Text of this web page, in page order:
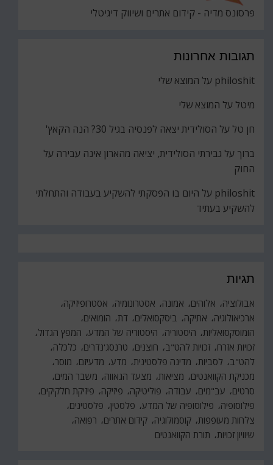
פרסונס מדיה - קידום אתרים ושיווק דיגיטלי
תגובות אחרונות
philoshit על המוצא שלי
מיטל על המוצא שלי
חן טל על הסולידית יצאה לפנסיה בגיל 30? הנה הקאץ'
ברוך על גבירתי הסולידית, יציאה מהארון אינה עבירה על
החוק
philoshit על היום בו הפסקתי להשקיע בעבודה והתחלתי
להשקיע בעתיד
תגיות
אבולוציה אלוהים אמונה אסטרונומיה
אסטרופיזיקה
ארכיאולוגיה
אתיקה ביסקסואלים דת הומואים
הומוסקסואליות היסטוריה היסטוריה של המדע המפץ הגדול
זכויות אזרח זכויות להט"ב חוצנים טרנסג'נדרים
כלכלה
להט"ב
לסביות מדינה פלסטינית מדע מדעיזם
מוסר
מכניקת הקוואנטים
מציאות מצעד הגאווה
משבר המים
סרטים
עב"מים עבודה פוליטיקה פיזיקה
פיזיקת חלקיקים
פילוסופיה
פילוסופיה של המדע פלסטין פלסטינים
צלחות מעופפות קוסמולוגיה קידום אתרים
רפואה
שיוויון זכויות תורת הקוואנטים